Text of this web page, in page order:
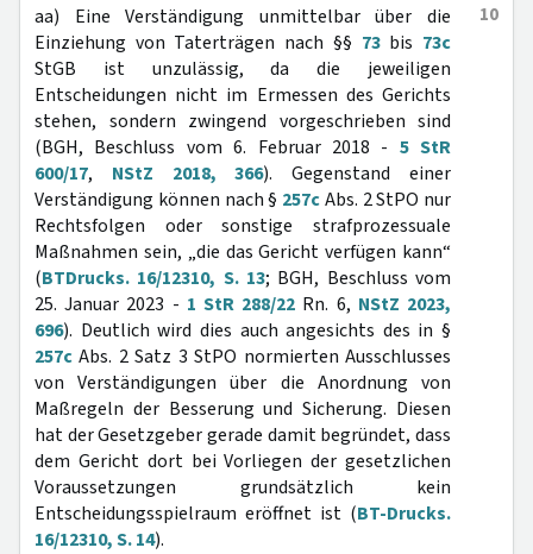
10
aa) Eine Verständigung unmittelbar über die
Einziehung von Taterträgen nach §§ 73bis 73c
StGB ist unzulässig, da die jeweiligen
Entscheidungen nicht im Ermessen des Gerichts
stehen, sondern zwingend vorgeschrieben sind
(BGH, Beschluss vom 6. Februar 2018 - 5 StR
600/17, NStZ 2018, 366). Gegenstand einer
Verständigung können nach § 257cAbs. 2 StPO nur
Rechtsfolgen oder sonstige strafprozessuale
Maßnahmen sein, „die das Gericht verfügen kann“
(BTDrucks. 16/12310, S. 13; BGH, Beschluss vom
25. Januar 2023 - 1 StR 288/22 Rn. 6, NStZ 2023,
696). Deutlich wird dies auch angesichts des in §
257c Abs. 2 Satz 3 StPO normierten Ausschlusses
von Verständigungen über die Anordnung von
Maßregeln der Besserung und Sicherung. Diesen
hat der Gesetzgeber gerade damit begründet, dass
dem Gericht dort bei Vorliegen der gesetzlichen
Voraussetzungen grundsätzlich kein
Entscheidungsspielraum eröffnet ist (BT-Drucks.
16/12310, S. 14).